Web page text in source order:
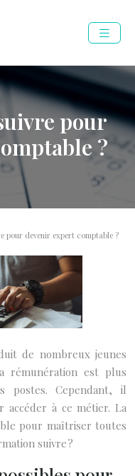
pour
?
pour devenir expert comptable ?
de nombreux jeunes
rémunération est plus
postes. Cependant, il
à ce métier. La
pour maîtriser toutes
suivre ?